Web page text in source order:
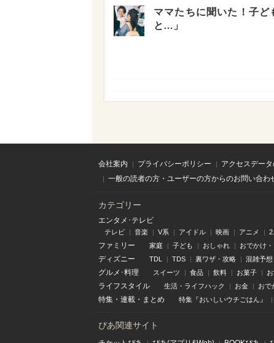
ママたちに聞いた！子
と…」
会社案内 プライバシーポリシー アクセスデー
一般の読者の方・ユーザーの方からのお問い合わ
カテゴリー
エンタメ･テレビ
テレビ 音楽 V系 アイドル 映画 アニメ
ファミリー 家庭 子ども おしゃれ おでかけ
ディズニー TDL TDS 裏ワザ・攻略 混雑予想
グルメ･料理 スイーツ 食品 飲料 お菓子
ライフスタイル 生活・ライフハック お金 おで
特集 ・ 連載 ・ まとめ 特集『おいしいウチごはん』
ぴあ関連サイト